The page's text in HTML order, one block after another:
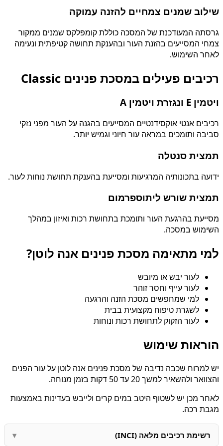
שילוב שמנים צמחיים להזנה עמוקה
גרסתה המעודכנת של המסכה כוללת קומפלקס שמנים ממקור
צמחי המסייעים בהזנת העור ובהענקת תחושה קטיפתית ונעימה
לאחר השימוש.
רכיבים פעילים במסכת פנינים Classic
ויטמין E ונגזרת ויטמין A
רכיבים אנטי אוקסידנטיים המסייעים בהגנה על העור מפני נזקי
סביבה ותומכים במראה עור חיוני וגמיש יותר.
תמצית סנטלה
ידועה בתכונותיה המרגיעות ומסייעת בהענקת תחושת נוחות לעור.
תמצית שורש ליתוספרמום
מסייעת בהרגעת העור ותומכת בתחושת רכות ואיזון במהלך
השימוש במסכה.
למי מתאימה מסכת פנינים אנה לוטן?
לעור יבש או מיובש
לעור עייף וחסר זוהר
למי שמחפשים מסכת הזנה והרגעה
לשגרת טיפוח מקצועית בבית
לעור הזקוק לתחושת רכות ונוחות
הוראות שימוש
יש למרוח שכבה נדיבה של מסכת פנינים אנה לוטן על עור הפנים
והצוואר ולהשאיר למשך 20 עד 50 דקות בזמן מנוחה.
לאחר מכן יש לשטוף היטב במים קרים ולייבש בעדינות באמצעות
מגבת רכה.
רשימת רכיבים מלאה (INCI)